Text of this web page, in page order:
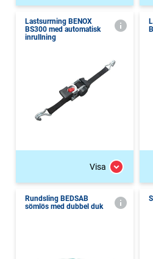
Lastsurrning BENOX
BS300 med automatisk
inrullning
Visa
Rundsling BEDSAB
sömlös med dubbel duk